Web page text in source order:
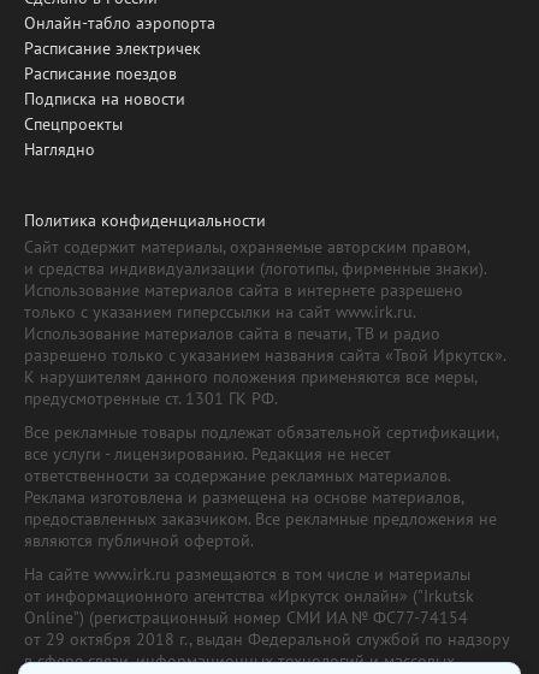
Онлайн-табло аэропорта
Расписание электричек
Расписание поездов
Подписка на новости
Спецпроекты
Наглядно
Политика конфиденциальности
Сайт содержит материалы, охраняемые авторским правом,
и средства индивидуализации (логотипы, фирменные знаки).
Использование материалов сайта в интернете разрешено
только с указанием гиперссылки на сайт www.irk.ru.
Использование материалов сайта в печати, ТВ и радио
разрешено только с указанием названия сайта «Твой Иркутск».
К нарушителям данного положения применяются все меры,
предусмотренные ст. 1301 ГК РФ.
Все рекламные товары подлежат обязательной сертификации,
все услуги - лицензированию. Редакция не несет
ответственности за содержание рекламных материалов.
Реклама изготовлена и размещена на основе материалов,
предоставленных заказчиком. Все рекламные предложения не
являются публичной офертой.
На сайте www.irk.ru размещаются в том числе и материалы
от информационного агентства «Иркутск онлайн» ("Irkutsk
Online") (регистрационный номер СМИ ИА № ФС77-74154
от 29 октября 2018 г., выдан Федеральной службой по надзору
в сфере связи, информационных технологий и массовых